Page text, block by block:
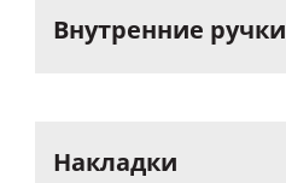
Внутренние ручки
Накладки